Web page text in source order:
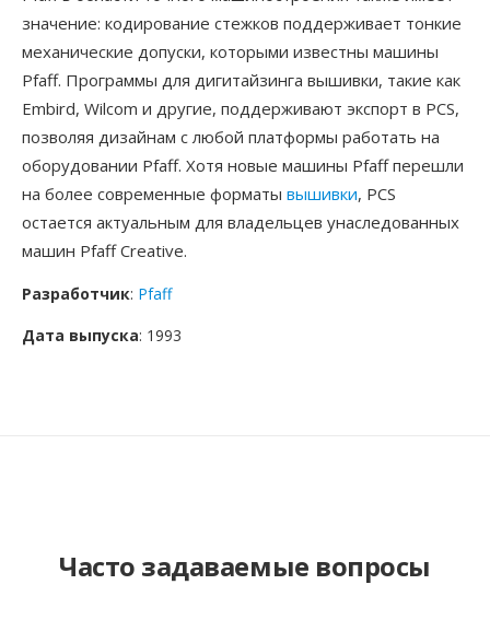
значение: кодирование стежков поддерживает тонкие
механические допуски, которыми известны машины
Pfaff. Программы для дигитайзинга вышивки, такие как
Embird, Wilcom и другие, поддерживают экспорт в PCS,
позволяя дизайнам с любой платформы работать на
оборудовании Pfaff. Хотя новые машины Pfaff перешли
на более современные форматы вышивки, PCS
остается актуальным для владельцев унаследованных
машин Pfaff Creative.
Разработчик: Pfaff
Дата выпуска: 1993
Часто задаваемые вопросы